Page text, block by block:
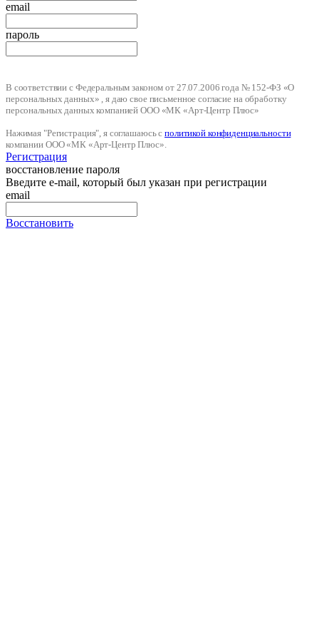
email
пароль
В соответствии с Федеральным законом от 27.07.2006 года № 152-ФЗ «О
персональных данных» , я даю свое письменное согласие на обработку
персональных данных компанией ООО «МК «Арт-Центр Плюс»
Нажимая "Регистрация", я соглашаюсь сполитикой конфиденциальности
компании ООО «МК «Арт-Центр Плюс».
Регистрация
восстановление пароля
Введите e-mail, который был указан при регистрации
email
Восстановить